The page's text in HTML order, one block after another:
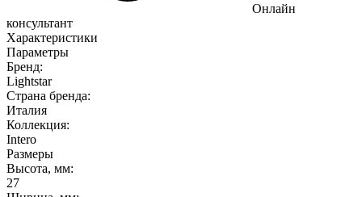
Онлайн
консультант
Характеристики
Параметры
Бренд:
Lightstar
Страна бренда:
Италия
Коллекция:
Intero
Размеры
Высота, мм:
27